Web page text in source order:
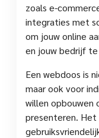
zoals e-
integraties met
om jouw online
en jouw bedrijf
Een webdoos is
maar ook voor
willen opbouwen
presenteren.